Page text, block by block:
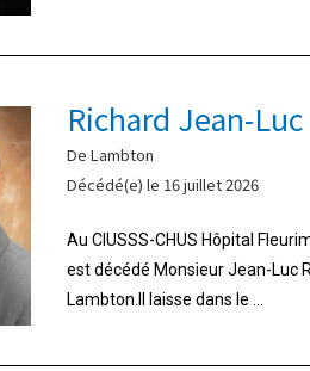
Richard Jean-Luc
De Lambton
Décédé(e) le 16 juillet 2026
Au CIUSSS-CHUS Hôpital
est décédé Monsieur Jean-Luc
Lambton.Il laisse dans le ...